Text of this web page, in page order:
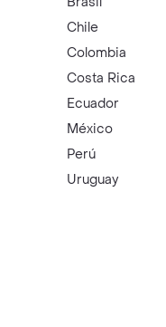
Chile
Colombia
Costa Rica
Ecuador
México
Perú
Uruguay